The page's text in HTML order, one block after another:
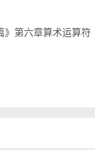
》第六章算术运算符